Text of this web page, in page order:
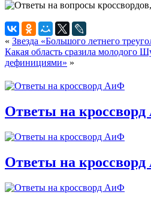
« Звезда «Большого летнего
Какая область сразила молодого
дефинициями» »
Ответы на
Ответы на